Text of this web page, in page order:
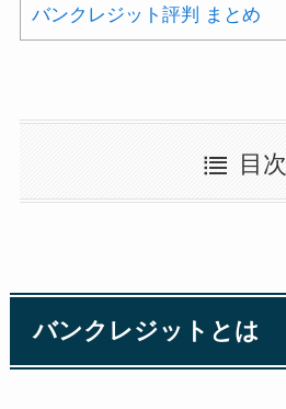
バンクレジット評判 まとめ
目次
バンクレジットとは